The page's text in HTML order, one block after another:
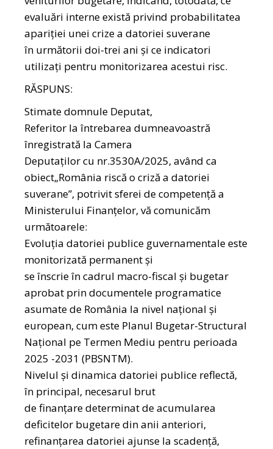
evaluări interne există privind probabilitatea
apariției unei crize a datoriei suverane
în următorii doi-trei ani și ce indicatori
utilizați pentru monitorizarea acestui risc.
RĂSPUNS:
Stimate domnule Deputat,
Referitor la întrebarea dumneavoastră
înregistrată la Camera
Deputaţilor cu nr.3530A/2025, având ca
obiect„România riscă o criză a datoriei
suverane”, potrivit sferei de competenţă a
Ministerului Finanţelor, vă comunicăm
următoarele:
Evoluţia datoriei publice guvernamentale este
monitorizată permanent şi
se înscrie în cadrul macro-fiscal şi bugetar
aprobat prin documentele programatice
asumate de România la nivel naţional şi
european, cum este Planul Bugetar-Structural
Naţional pe Termen Mediu pentru perioada
2025 -2031 (PBSNTM).
Nivelul şi dinamica datoriei publice reflectă,
în principal, necesarul brut
de finanţare determinat de acumularea
deficitelor bugetare din anii anteriori,
refinanţarea datoriei ajunse la scadență,